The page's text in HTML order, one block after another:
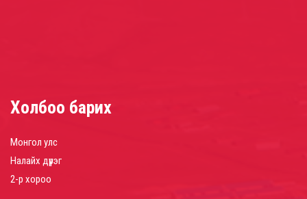
Холбоо барих
Монгол улс
Налайх дүүрэг
2-р хороо